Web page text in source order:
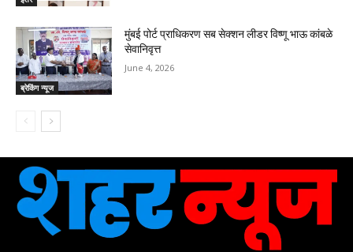
ब्रेकिंग न्यूज
मुंबई पोर्ट प्राधिकरण सब सेक्शन लीडर विष्णू भाऊ कांबळे
सेवानिवृत्त
June 4, 2026